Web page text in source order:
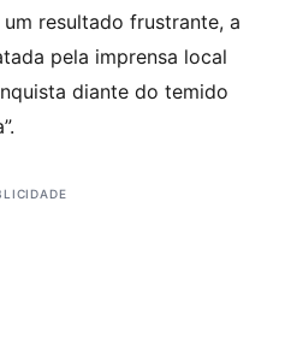
resultado frustrante, a
pela imprensa local
diante do temido